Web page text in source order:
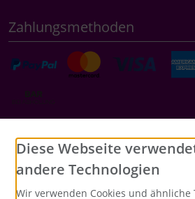
Zahlungsmethoden
Social Media
Diese Webseite
andere Technologien
Wir verwenden Cookies und ähnliche